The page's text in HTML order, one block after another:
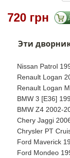
720 грн
Эти
Nissan Patrol
Renault Logan
Renault Logan
BMW 3 [E36]
BMW Z4 2002-
Chery Jaggi
Chrysler PT
Ford Maverick
Ford Mondeo